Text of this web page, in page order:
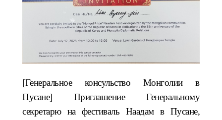
[Генеральное консульство Монголии в
Пусане] Приглашение Генеральному
секретарю на фестиваль Наадам в Пусане,